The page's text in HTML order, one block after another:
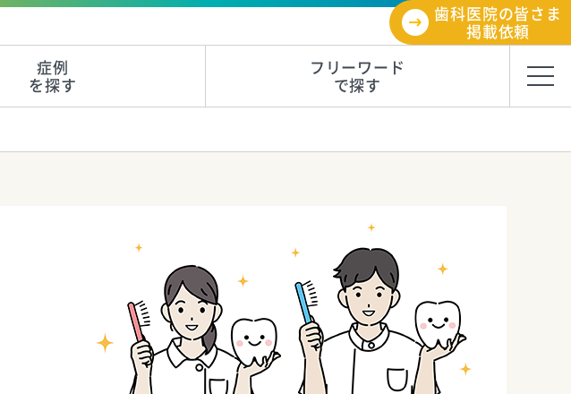
歯科医院の皆さま
掲載依頼
症例
を探す
フリーワード
で探す